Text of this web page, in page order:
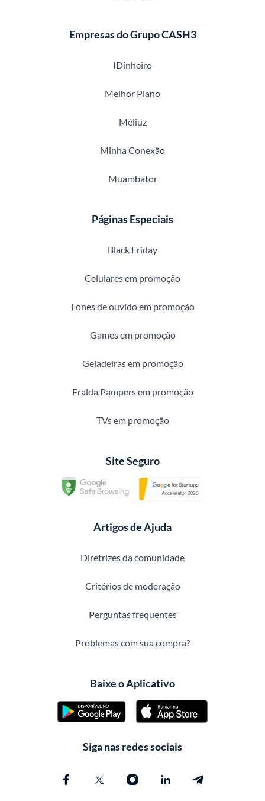
Empresas do Grupo CASH3
IDinheiro
Melhor Plano
Méliuz
Minha Conexão
Muambator
Páginas Especiais
Black Friday
Celulares em promoção
Fones de ouvido em promoção
Games em promoção
Geladeiras em promoção
Fralda Pampers em promoção
TVs em promoção
Site Seguro
Artigos de Ajuda
Diretrizes da comunidade
Critérios de moderação
Perguntas frequentes
Problemas com sua compra?
Baixe o Aplicativo
Siga nas redes sociais